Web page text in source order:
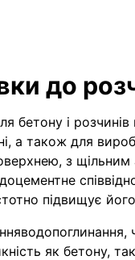
до
бетону і
а також для
з
підвищує
як бетону,